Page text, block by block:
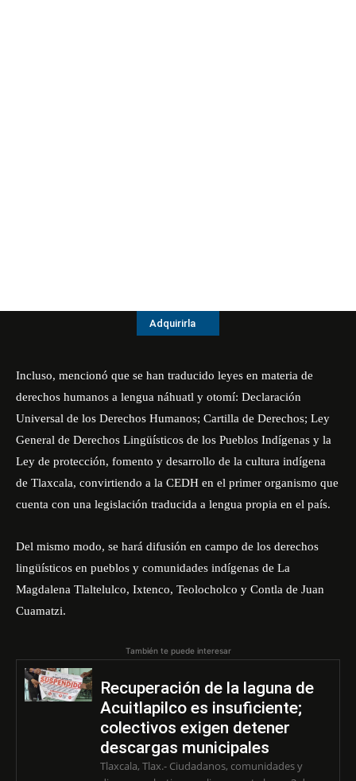
Adquirirla
Incluso, mencionó que se han traducido leyes en materia de
derechos humanos a lengua náhuatl y otomí: Declaración
Universal de los Derechos Humanos; Cartilla de Derechos; Ley
General de Derechos Lingüísticos de los Pueblos Indígenas y la
Ley de protección, fomento y desarrollo de la cultura indígena
de Tlaxcala, convirtiendo a la CEDH en el primer organismo que
cuenta con una legislación traducida a lengua propia en el país.
Del mismo modo, se hará difusión en campo de los derechos
lingüísticos en pueblos y comunidades indígenas de La
Magdalena Tlaltelulco, Ixtenco, Teolocholco y Contla de Juan
Cuamatzi.
También te puede interesar
Recuperación de la laguna de
Acuitlapilco es insuficiente;
colectivos exigen detener
descargas municipales
Tlaxcala, Tlax.- Ciudadanos, comunidades y